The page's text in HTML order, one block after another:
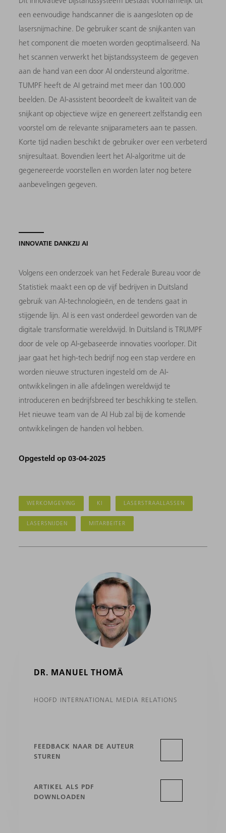
een eenvoudige handscanner die is aangesloten op de
lasersnijmachine. De gebruiker scant de snijkanten van
het component die moeten worden geoptimaliseerd. Na
het scannen verwerkt het bijstandssysteem de gegeven
aan de hand van een door AI ondersteund algoritme.
TUMPF heeft de AI getraind met meer dan 100.000
beelden. De AI-assistent beoordeelt de kwaliteit van de
snijkant op objectieve wijze en genereert zelfstandig een
voorstel om de relevante snijparameters aan te passen.
Korte tijd nadien beschikt de gebruiker over een verbeterd
snijresultaat. Bovendien leert het AI-algoritme uit de
gegenereerde voorstellen en worden later nog betere
aanbevelingen gegeven.
INNOVATIE DANKZIJ AI
Volgens een onderzoek van het Federale Bureau voor de
Statistiek maakt een op de vijf bedrijven in Duitsland
gebruik van AI-technologieën, en de tendens gaat in
stijgende lijn. AI is een vast onderdeel geworden van de
digitale transformatie wereldwijd. In Duitsland is TRUMPF
door de vele op AI-gebaseerde innovaties voorloper. Dit
jaar gaat het high-tech bedrijf nog een stap verdere en
worden nieuwe structuren ingesteld om de AI-
ontwikkelingen in alle afdelingen wereldwijd te
introduceren en bedrijfsbreed ter beschikking te stellen.
Het nieuwe team van de AI Hub zal bij de komende
ontwikkelingen de handen vol hebben.
Opgesteld op 03-04-2025
WERKOMGEVING KI LASERSTRAALLASSEN
LASERSNIJDEN MITARBEITER
DR. MANUEL THOMÄ
HOOFD INTERNATIONAL MEDIA RELATIONS
FEEDBACK NAAR DE AUTEUR
STUREN
ARTIKEL ALS PDF
DOWNLOADEN